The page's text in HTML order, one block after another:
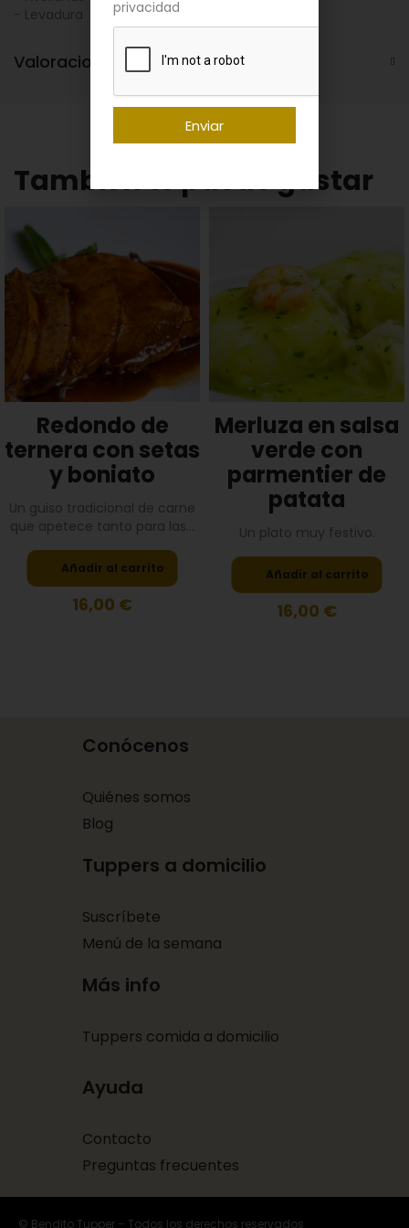
Valoraciones (0)
También te puede gustar
Redondo de
ternera con setas
y boniato
Un guiso tradicional de carne
que apetece tanto para las...
Añadir al carrito
16,00 €
Merluza en salsa
verde con
parmentier de
patata
Un plato muy festivo.
Añadir al carrito
16,00 €
Conócenos
Quiénes somos
Blog
Tuppers a domicilio
Suscríbete
Menú de la semana
Más info
Tuppers comida a domicilio
Ayuda
Contacto
Preguntas frecuentes
© Bendito Tupper – Todos los derechos reservados
privacidad
Enviar